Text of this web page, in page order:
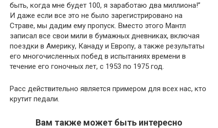
быть, когда мне будет 100, я заработаю два миллиона!”
И даже если все это не было зарегистрировано на
Страве, мы дадим ему пропуск. Вместо этого Мантл
записал все свои мили в бумажных дневниках, включая
поездки в Америку, Канаду и Европу, а также результаты
его многочисленных побед в испытаниях времени в
течение его гоночных лет, с 1953 по 1975 год.
Расс действительно является примером для всех нас, кто
крутит педали.
Вам также может быть интересно